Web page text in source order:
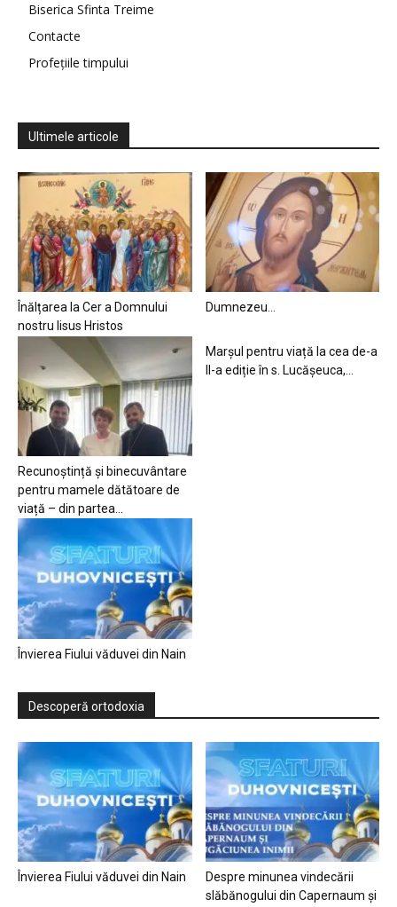
Biserica Sfinta Treime
Contacte
Profețiile timpului
Ultimele articole
Înălțarea la Cer a Domnului
nostru Iisus Hristos
Dumnezeu…
Recunoștință și binecuvântare
pentru mamele dătătoare de
viață – din partea...
Marșul pentru viață la cea de-a
II-a ediție în s. Lucășeuca,...
Învierea Fiului văduvei din Nain
Descoperă ortodoxia
Învierea Fiului văduvei din Nain
Despre minunea vindecării
slăbănogului din Capernaum și